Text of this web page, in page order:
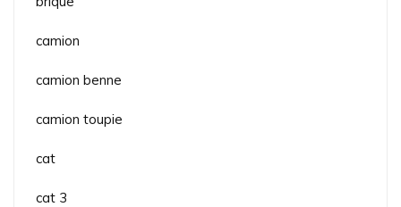
camion
camion benne
camion toupie
cat
cat 3